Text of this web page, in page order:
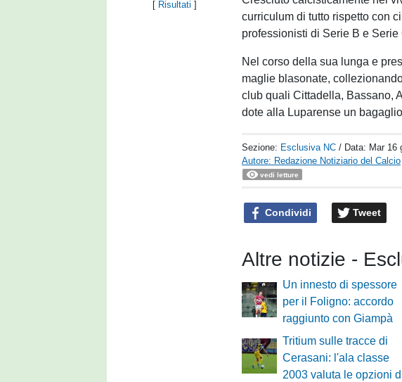
[ Risultati ]
curriculum di tutto rispetto con
professionisti di Serie B e Serie
Nel corso della sua lunga e
maglie blasonate,
club quali Cittadella, Bassano,
dote alla Luparense un
Sezione: Esclusiva NC / Data: Mar 16
Autore: Redazione Notiziario del Calcio
vedi letture
Condividi Tweet
Altre notizie -
Un innesto di spessore
per il Foligno: accordo
raggiunto con Giampà
Tritium sulle tracce di
Cerasani: l'ala classe
2003 valuta le opzioni